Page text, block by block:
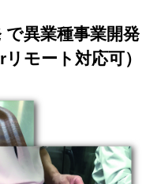
異業種事業開発
モート対応可）